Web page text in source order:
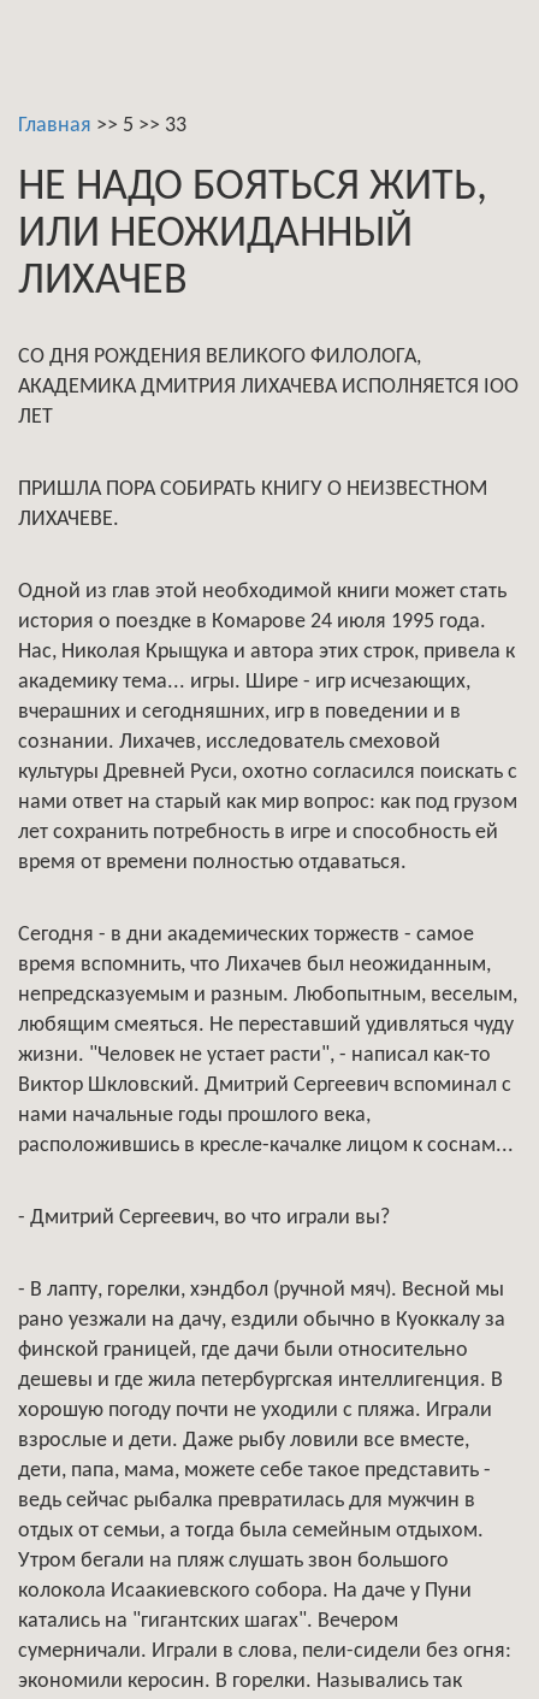
Главная >> 5 >> 33
НЕ НАДО БОЯТЬСЯ ЖИТЬ,
ИЛИ НЕОЖИДАННЫЙ
ЛИХАЧЕВ
СО ДНЯ РОЖДЕНИЯ ВЕЛИКОГО ФИЛОЛОГА,
АКАДЕМИКА ДМИТРИЯ ЛИХАЧЕВА ИСПОЛНЯЕТСЯ IOO
ЛЕТ
ПРИШЛА ПОРА СОБИРАТЬ КНИГУ О НЕИЗВЕСТНОМ
ЛИХАЧЕВЕ.
Одной из глав этой необходимой книги может стать
история о поездке в Комарове 24 июля 1995 года.
Нас, Николая Крыщука и автора этих строк, привела к
академику тема... игры. Шире - игр исчезающих,
вчерашних и сегодняшних, игр в поведении и в
сознании. Лихачев, исследователь смеховой
культуры Древней Руси, охотно согласился поискать с
нами ответ на старый как мир вопрос: как под грузом
лет сохранить потребность в игре и способность ей
время от времени полностью отдаваться.
Сегодня - в дни академических торжеств - самое
время вспомнить, что Лихачев был неожиданным,
непредсказуемым и разным. Любопытным, веселым,
любящим смеяться. Не переставший удивляться чуду
жизни. "Человек не устает расти", - написал как-то
Виктор Шкловский. Дмитрий Сергеевич вспоминал с
нами начальные годы прошлого века,
расположившись в кресле-качалке лицом к соснам...
- Дмитрий Сергеевич, во что играли вы?
- В лапту, горелки, хэндбол (ручной мяч). Весной мы
рано уезжали на дачу, ездили обычно в Куоккалу за
финской границей, где дачи были относительно
дешевы и где жила петербургская интеллигенция. В
хорошую погоду почти не уходили с пляжа. Играли
взрослые и дети. Даже рыбу ловили все вместе,
дети, папа, мама, можете себе такое представить -
ведь сейчас рыбалка превратилась для мужчин в
отдых от семьи, а тогда была семейным отдыхом.
Утром бегали на пляж слушать звон большого
колокола Исаакиевского собора. На даче у Пуни
катались на "гигантских шагах". Вечером
сумерничали. Играли в слова, пели-сидели без огня:
экономили керосин. В горелки. Назывались так